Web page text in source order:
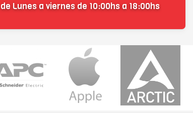
de Lunes a viernes de 10:00hs a 18:00hs